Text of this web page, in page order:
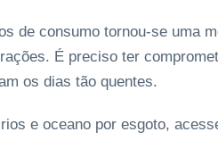
de consumo tornou-se uma
É preciso ter
os dias tão quentes.
e oceano por esgoto,